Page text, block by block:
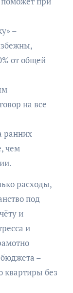
–
от общей
на все
ранних
чем
расходы,
под
и
и
–
квартиры без